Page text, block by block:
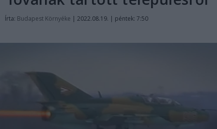
Írta: Budapest Környéke | 2022.08.19. | péntek: 7:50